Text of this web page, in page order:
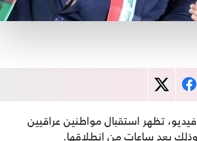
تظهر استقبال مواطنين عراقيين
وذلك بعد ساعات من انطلاقها.